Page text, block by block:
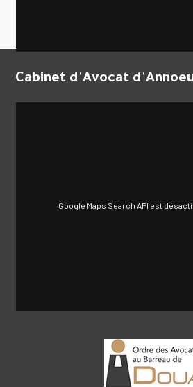
Cabinet d'Avocat
Google Maps Search API est